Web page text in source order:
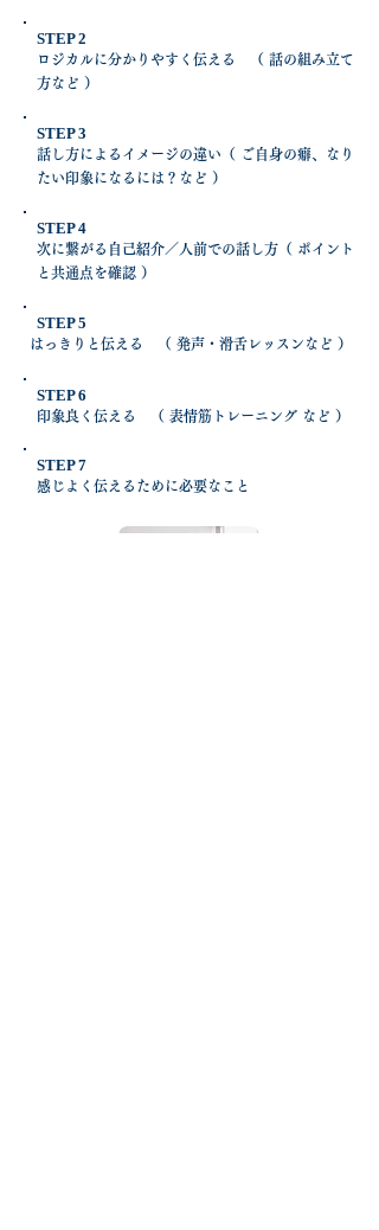
STEP 2
ロジカルに分かりやすく伝える （ 話の組み立て
方など ）
STEP 3
話し方によるイメージの違い（ ご自身の癖、なり
たい印象になるには？など ）
STEP 4
次に繋がる自己紹介／人前での話し方（ ポイント
と共通点を確認 ）
STEP 5
はっきりと伝える （ 発声・滑舌レッスンなど ）
STEP 6
印象良く伝える （ 表情筋トレーニング など ）
STEP 7
​感じよく伝えるために必要なこと